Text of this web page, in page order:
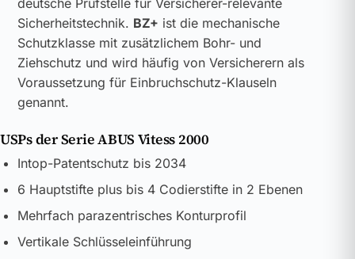
deutsche Prüfstelle für Versicherer-relevante
Sicherheitstechnik. BZ+ ist die mechanische
Schutzklasse mit zusätzlichem Bohr- und
Ziehschutz und wird häufig von Versicherern als
Voraussetzung für Einbruchschutz-Klauseln
genannt.
USPs der Serie ABUS Vitess 2000
Intop-Patentschutz bis 2034
6 Hauptstifte plus bis 4 Codierstifte in 2 Ebenen
Mehrfach parazentrisches Konturprofil
Vertikale Schlüsseleinführung